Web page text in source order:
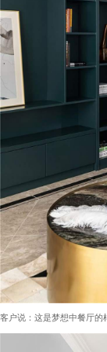
客户说：这是梦想中餐厅的